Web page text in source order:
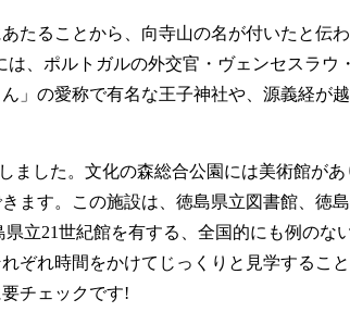
たることから、向寺山の名が付いたと伝
は、ポルトガルの外交官・ヴェンセスラウ
」の愛称で有名な王子神社や、源義経が
ました。文化の森総合公園には美術館が
ます。この施設は、徳島県立図書館、徳
県立21世紀館を有する、全国的にも例の
ぞれ時間をかけてじっくりと見学するこ
チェックです!